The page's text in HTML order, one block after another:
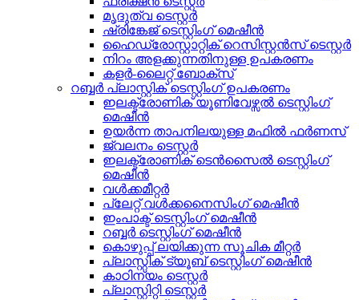
മൃദുത്വ ടെസ്റ്റർ
ഷ്രിങ്കേജ് ടെസ്റ്റിംഗ് മെഷീൻ
ഹൈഡ്രോസ്റ്റാറ്റിക് റെസിസ്റ്റൻസ് ടെസ്റ്റർ
നിറം അളക്കുന്നതിനുള്ള ഉപകരണം
കളർ-ലൈറ്റ് ബോക്സ്
റബ്ബർ പ്ലാസ്റ്റിക് ടെസ്റ്റിംഗ് ഉപകരണം
ഇലക്ട്രോണിക് യൂണിവേഴ്സൽ ടെസ്റ്റിംഗ്
മെഷീൻ
ഉയർന്ന താപനിലയുള്ള മഫിൽ ഫർണസ്
ജ്വലനം ടെസ്റ്റർ
ഇലക്ട്രോണിക് ടെൻസൈൽ ടെസ്റ്റിംഗ്
മെഷീൻ
വൾക്കമീറ്റർ
പ്ലേറ്റ് വൾക്കനൈസിംഗ് മെഷീൻ
ഇംപാക്ട് ടെസ്റ്റിംഗ് മെഷീൻ
റബ്ബർ ടെസ്റ്റിംഗ് മെഷീൻ
കൊഴുപ്പ് ലയിക്കുന്ന സൂചിക മീറ്റർ
പ്ലാസ്റ്റിക് ട്യൂബ് ടെസ്റ്റിംഗ് മെഷീൻ
കാഠിന്യം ടെസ്റ്റർ
പ്ലാസ്റ്റിറ്റി ടെസ്റ്റർ